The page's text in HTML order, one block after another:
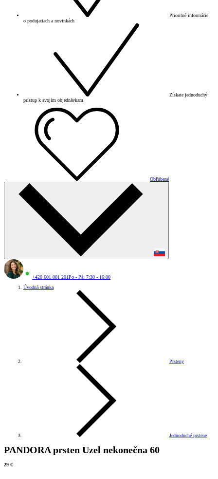
Prioritné informácie
o podujatiach a novinkách
Získate jednoduchý
prístup k svojim objednávkam
Obľúbené
+420 601 001 201Po - Pá: 7:30 - 16:00
Úvodná stránka
Prsteny
Jednoduché prstene
PANDORA prsten Uzel nekonečna 60
29 €